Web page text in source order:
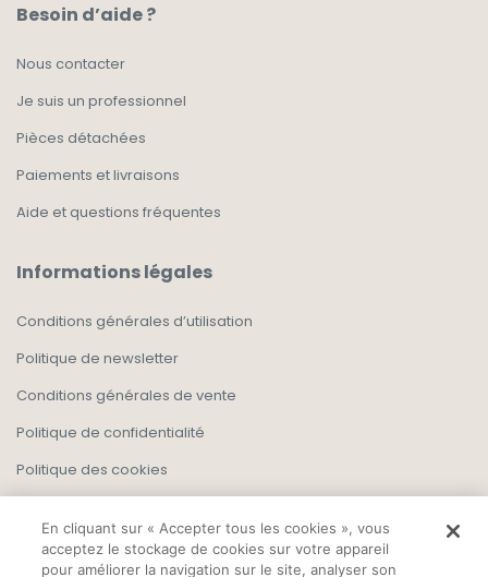
Besoin d’aide ?
Nous contacter
Je suis un professionnel
Pièces détachées
Paiements et livraisons
Aide et questions fréquentes
Informations légales
Conditions générales d’utilisation
Politique de newsletter
Conditions générales de vente
Politique de confidentialité
Politique des cookies
En cliquant sur « Accepter tous les cookies », vous
acceptez le stockage de cookies sur votre appareil
pour améliorer la navigation sur le site, analyser son